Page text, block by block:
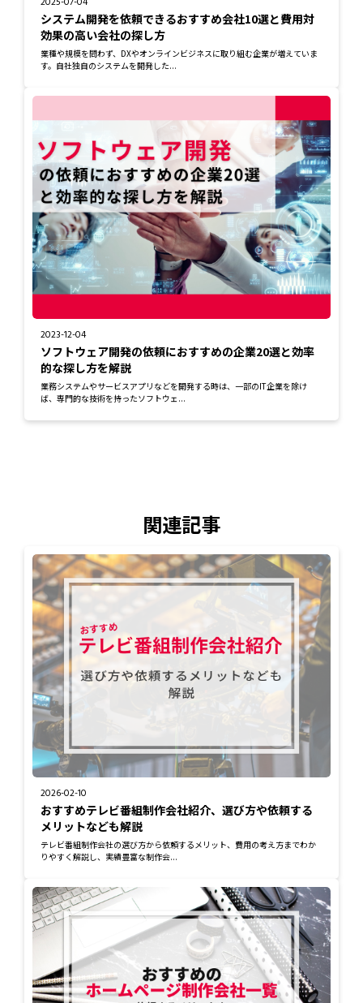
システム開発を依頼できるおすすめ会社10選と費用対
効果の高い会社の探し方
業種や規模を問わず、DXやオンラインビジネスに取り組む企業が増えていま
す。自社独自のシステムを開発した...
2023-12-04
ソフトウェア開発の依頼におすすめの企業20選と効率
的な探し方を解説
業務システムやサービスアプリなどを開発する時は、一部のIT企業を除け
ば、専門的な技術を持ったソフトウェ...
関連記事
2026-02-10
おすすめテレビ番組制作会社紹介、選び方や依頼する
メリットなども解説
テレビ番組制作会社の選び方から依頼するメリット、費用の考え方までわか
りやすく解説し、実績豊富な制作会...